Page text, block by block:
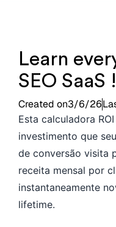
Learn
SEO SaaS !
Created on3/6/26
Esta calculadora
investimento que
de conversão visita
receita mensal por
instantaneamente
lifetime.